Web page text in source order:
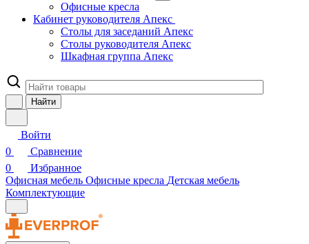
Офисные кресла
Кабинет руководителя Апекс
Столы для заседаний Апекс
Столы руководителя Апекс
Шкафная группа Апекс
Найти
Войти
0
Сравнение
0
Избранное
Офисная мебель Офисные кресла Детская мебель
Комплектующие